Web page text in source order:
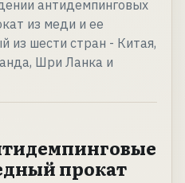
антидемпинговых
из меди и ее
из шести стран - Китая,
Шри Ланка и
прокат